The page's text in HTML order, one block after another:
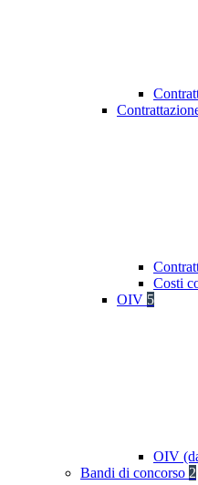
Costi
OIV 5
OIV
Bandi di concorso 2